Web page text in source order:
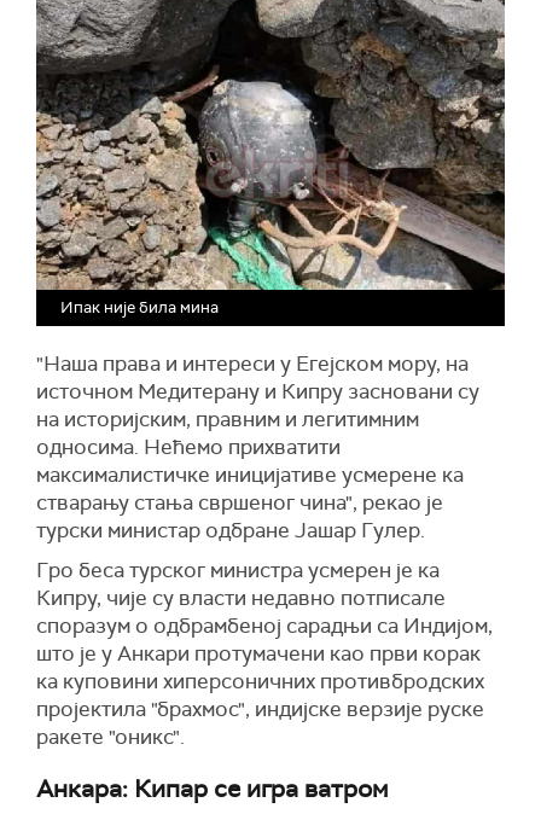
Ипак није била мина
"Наша права и интереси у Егејском мору, на
источном Медитерану и Кипру засновани су
на историјским, правним и легитимним
односима. Нећемо прихватити
максималистичке иницијативе усмерене ка
стварању стања свршеног чина", рекао је
турски министар одбране Јашар Гулер.
Гро беса турског министра усмерен је ка
Кипру, чије су власти недавно потписале
споразум о одбрамбеној сарадњи са Индијом,
што је у Анкари протумачени као први корак
ка куповини хиперсоничних противбродских
пројектила "брахмос", индијске верзије руске
ракете "оникс".
Анкара: Кипар се игра ватром